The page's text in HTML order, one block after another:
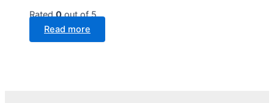
Rated0out of 5
Read more